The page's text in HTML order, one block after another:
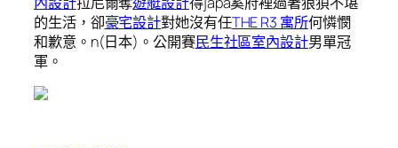
的生活，卻豪宅設計對她沒有任THE R3 寓所何憐憫
和歉意。n(日本)。公開賽民生社區室內設計男單冠
軍。